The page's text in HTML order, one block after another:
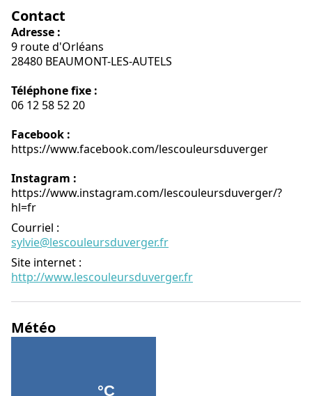
Contact
Adresse :
9 route d'Orléans
28480 BEAUMONT-LES-AUTELS
Téléphone fixe :
06 12 58 52 20
Facebook :
https://www.facebook.com/lescouleursduverger
Instagram :
https://www.instagram.com/lescouleursduverger/?
hl=fr
Courriel :
sylvie@lescouleursduverger.fr
Site internet :
http://www.lescouleursduverger.fr
Météo